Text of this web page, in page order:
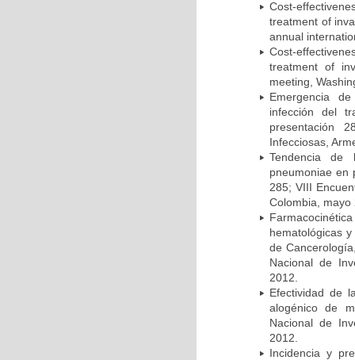
Cost-
treatment of
annual
Cost-
treatment of
meeting,
Emergencia
infección del
presentación
Infecciosas,
Tendencia de
pneumoniae en
285; VIII
Colombia, mayo
hematológicas
de
Nacional de
2012.
Efectividad de
alogénico de
Nacional de
2012.
Incidencia y